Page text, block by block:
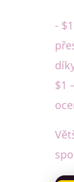
-
$1